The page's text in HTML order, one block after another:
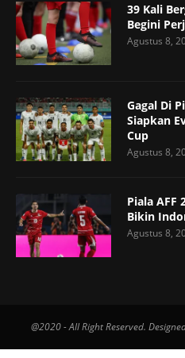
39 Kali
Begini
Agustus 8,
Gagal Di
Siapkan
Cup
Agustus 8,
Piala AFF
Bikin
Agustus 8,
@2020 - All Right Reserved.